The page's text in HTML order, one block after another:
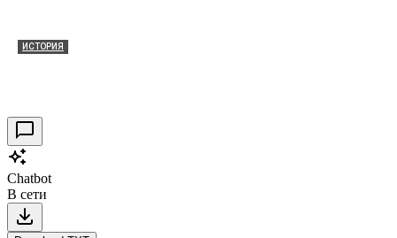
ИСТОРИЯ
Chatbot
В сети